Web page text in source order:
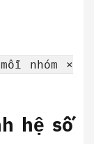
nhóm ×
hệ số